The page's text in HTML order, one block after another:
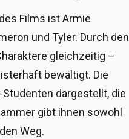
Films ist Armie
und Tyler. Durch den
gleichzeitig –
bewältigt. Die
dargestellt, die
gibt ihnen sowohl
Weg.